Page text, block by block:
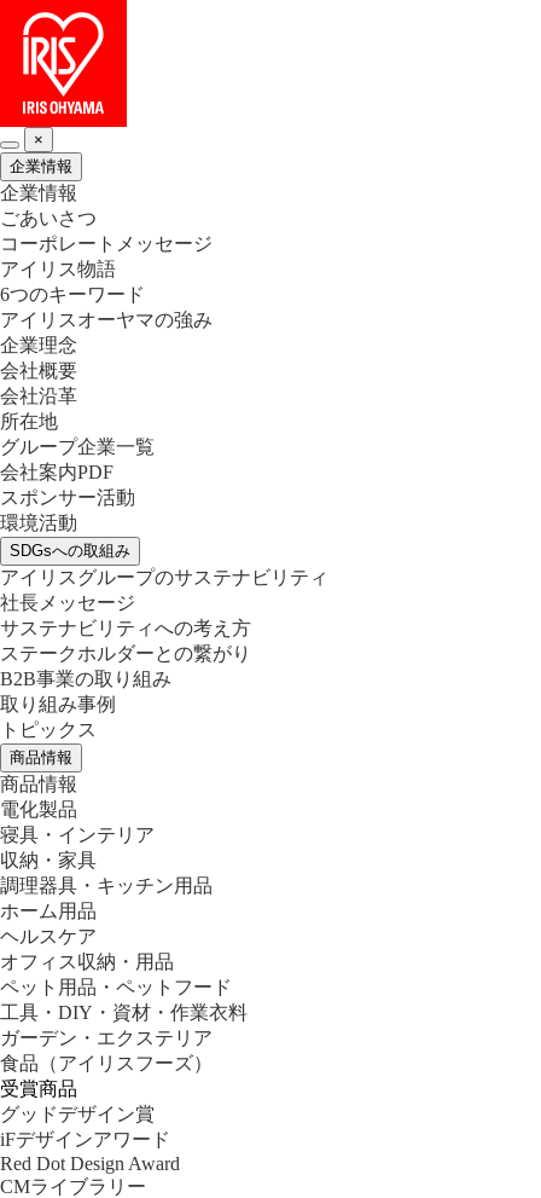
×
企業情報
企業情報
ごあいさつ
コーポレートメッセージ
アイリス物語
6つのキーワード
アイリスオーヤマの強み
企業理念
会社概要
会社沿革
所在地
グループ企業一覧
会社案内PDF
スポンサー活動
環境活動
SDGsへの取組み
アイリスグループのサステナビリティ
社長メッセージ
サステナビリティへの考え方
ステークホルダーとの繋がり
B2B事業の取り組み
取り組み事例
トピックス
商品情報
商品情報
電化製品
寝具・インテリア
収納・家具
調理器具・キッチン用品
ホーム用品
ヘルスケア
オフィス収納・用品
ペット用品・ペットフード
工具・DIY・資材・作業衣料
ガーデン・エクステリア
食品 （アイリスフーズ）
受賞商品
グッドデザイン賞
iFデザインアワード
Red Dot Design Award
CMライブラリー